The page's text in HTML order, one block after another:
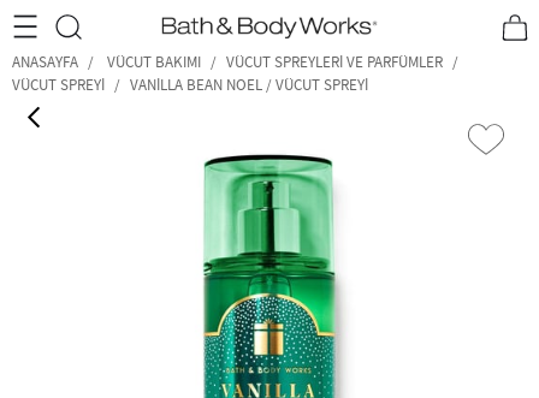
•2200₺ ve Üzeri Kargo Ücretsiz!• *Promosyon Detayları
ANASAYFA VÜCUT BAKIMI
VÜCUT SPREYLERI VE PARFÜMLER
VÜCUT SPREYI
VANILLA BEAN NOEL / VÜCUT SPREYI